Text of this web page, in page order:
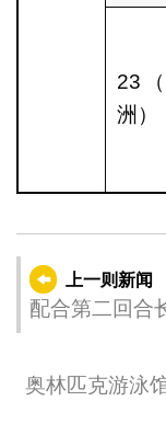
23
洲）
上一则新闻
配合第二回合
奥林匹克游泳